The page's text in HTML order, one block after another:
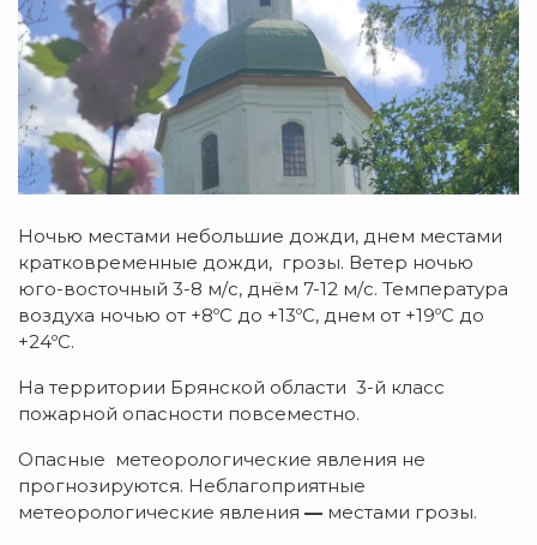
Ночью местами небольшие дожди, днем местами
кратковременные дожди, грозы. Ветер ночью
юго-восточный 3-8 м/с, днём 7-12 м/с. Температура
воздуха ночью от +8ºC до +13ºC, днем от +19ºC до
+24ºC.
На территории Брянской области 3-й класс
пожарной опасности повсеместно.
Опасные метеорологические явления не
прогнозируются. Неблагоприятные
метеорологические явления — местами грозы.